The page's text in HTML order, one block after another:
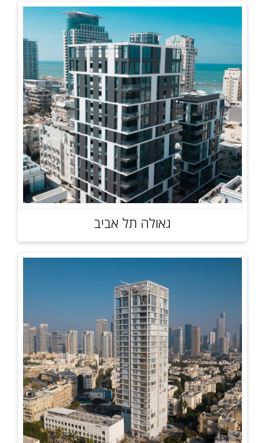
גאולה תל אביב